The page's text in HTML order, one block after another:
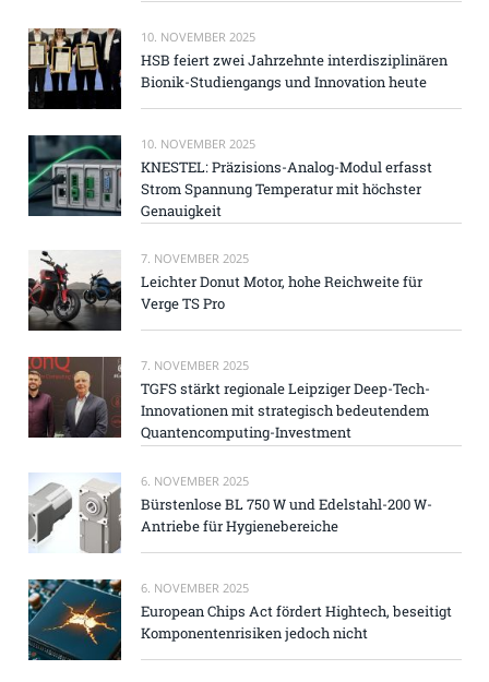
10. NOVEMBER 2025
HSB feiert zwei Jahrzehnte interdisziplinären
Bionik-Studiengangs und Innovation heute
10. NOVEMBER 2025
KNESTEL: Präzisions-Analog-Modul erfasst
Strom Spannung Temperatur mit höchster
Genauigkeit
7. NOVEMBER 2025
Leichter Donut Motor, hohe Reichweite für
Verge TS Pro
7. NOVEMBER 2025
TGFS stärkt regionale Leipziger Deep-Tech-
Innovationen mit strategisch bedeutendem
Quantencomputing-Investment
6. NOVEMBER 2025
Bürstenlose BL 750 W und Edelstahl-200 W-
Antriebe für Hygienebereiche
6. NOVEMBER 2025
European Chips Act fördert Hightech, beseitigt
Komponentenrisiken jedoch nicht